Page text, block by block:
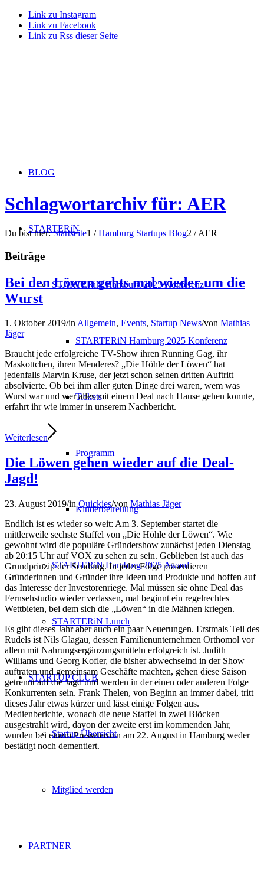
Link zu Instagram
Link zu Facebook
Link zu Rss dieser Seite
BLOG
STARTERiN
STARTERiN Hamburg 2025 Konferenz
STARTERiN Hamburg 2025 Konferenz
Tickets
Programm
Kinderbetreuung
STARTERiN Hamburg 2025 Award
STARTERiN Lunch
STARTUP CLUB
Startup Übersicht
Mitglied werden
PARTNER
Schlagwortarchiv für: AER
Du bist hier: Startseite1 / Hamburg Startups Blog2 / AER
Beiträge
Bei den Löwen gehts mal wieder um die
Wurst
1. Oktober 2019/inAllgemein, Events, Startup News/von Mathias
Jäger
Braucht jede erfolgreiche TV-Show ihren Running Gag, ihr
Maskottchen, ihren Menderes? „Die Höhle der Löwen“ hat
jedenfalls Marvin Kruse, der jetzt schon seinen dritten Auftritt
absolvierte. Ob bei ihm aller guten Dinge drei waren, wem was
Wurst war und wer alles mit einem Deal nach Hause gehen konnte,
erfahrt ihr wie immer in unserem Nachbericht.
Weiterlesen
Die Löwen gehen wieder auf die Deal-
Jagd!
23. August 2019/inQuickies/von Mathias Jäger
Endlich ist es wieder so weit: Am 3. September startet die
mittlerweile sechste Staffel von „Die Höhle der Löwen“. Wie
gewohnt wird die populäre Gründershow zunächst jeden Dienstag
ab 20:15 Uhr auf VOX zu sehen zu sein. Geblieben ist auch das
Grundprinzip der Sendung. In jeder Folge präsentieren
Gründerinnen und Gründer ihre Ideen und Produkte und hoffen auf
das Interesse der Investorenriege. Mal müssen sie ohne Deal das
Fernsehstudio wieder verlassen, mal beginnt ein regelrechtes
Wettbieten, bei dem sich die „Löwen“ in die Mähnen kriegen.
Es gibt dieses Jahr aber auch ein paar Neuerungen. Erstmals Teil des
Rudels ist Nils Glagau, dessen Familienunternehmen Orthomol vor
allem mit Nahrungsergänzungsmitteln erfolgreich ist. Judith
Williams und Georg Kofler, die bisher abwechselnd in der Show
auftraten und gemeinsam Geschäfte machten, gehen diese Saison
getrennt auf die Jagd und werden in der einen oder anderen Folge
Konkurrenten sein. Frank Thelen, von Beginn an immer dabei, tritt
dieses Jahr etwas kürzer und lässt einige Folgen aus.
Medienberichte, wonach die neue Staffel in zwei Blöcken
ausgestrahlt wird, davon der zweite erst im kommenden Jahr,
wurden bei einem Pressetermin am 22. August in Hamburg weder
bestätigt noch dementiert.